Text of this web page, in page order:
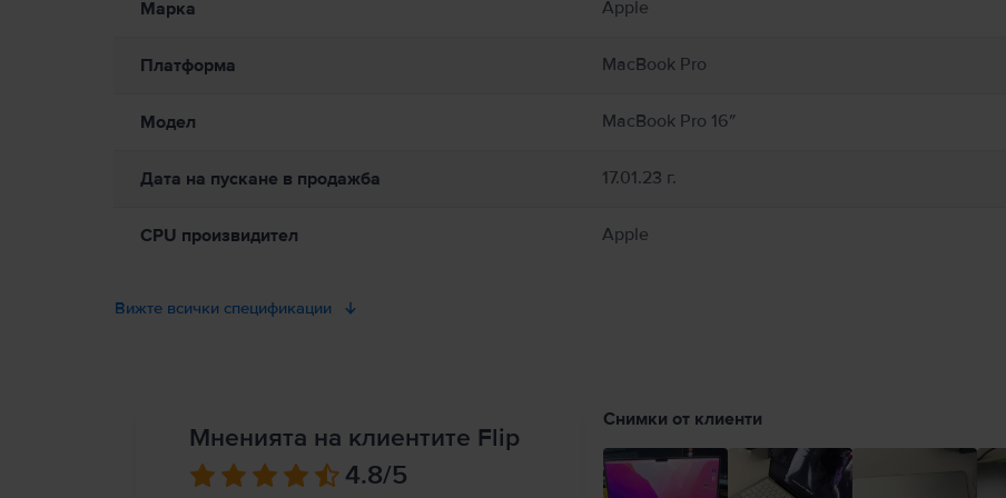
масла, лосиони, мивки, вани, душ кабини и др. Защитете MacBook от влага, влажност или атмосферни условия като дъжд, сняг и мъгла. За
може да бъде в продължителен контакт с устройството или неговия захранващ адаптер по време на работа или зареждане. MacBook
електромагнитни полета. Тези магнити и електромагнитни полета могат да попречат на медицински устройства. Консултирайте се с Вашия
Марка Apple
Платформа MacBook Pro
Модел MacBook Pro 16″
Дата на пускане в продажба 17.01.23 г.
CPU произвидител Apple
Вижте всички спецификации
Мненията на клиентите Flip
4.8/5
Снимки от клиенти